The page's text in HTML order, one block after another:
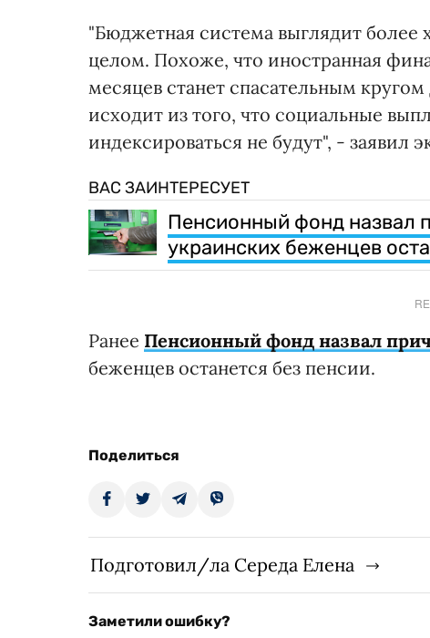
"Бюджетная система выглядит
целом. Похоже, что иностранная
месяцев станет спасательным
исходит из того, что социальные
индексироваться не будут", - заявил
ВАС ЗАИНТЕРЕСУЕТ
Пенсионный фонд назвал
украинских беженцев
Ранее Пенсионный фонд назвал
беженцев останется без пенсии.
Поделиться
Подготовил/ла Середа Елена
Заметили ошибку?